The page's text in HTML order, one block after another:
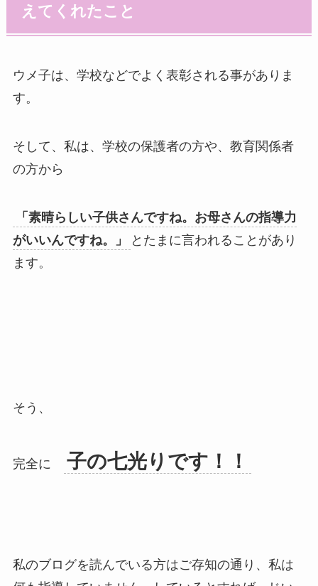
えてくれたこと
ウメ子は、学校などでよく表彰される事がありま
す。
そして、私は、学校の保護者の方や、教育関係者
の方から
「素晴らしい子供さんですね。お母さんの指導力
がいいんですね。」
とたまに言われることがあり
ます。
そう、
完全に 子の七光りです！！
私のブログを読んでいる方はご存知の通り、私は